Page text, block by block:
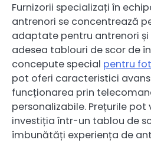
Furnizorii specializați în
antrenori se concentrează
adaptate pentru antrenori și
adesea tablouri de scor de
concepute special pentru
pot oferi caracteristici
funcționarea prin
personalizabile. Prețurile
investiția într-un tablou de
îmbunătăți experiența de